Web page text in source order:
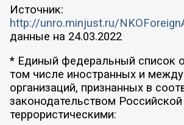
Источник:
http://unro.minjust.ru/
данные на 24.03.2022
* Единый федеральный список
том числе иностранных и
организаций, признанных в
законодательством
террористическими: